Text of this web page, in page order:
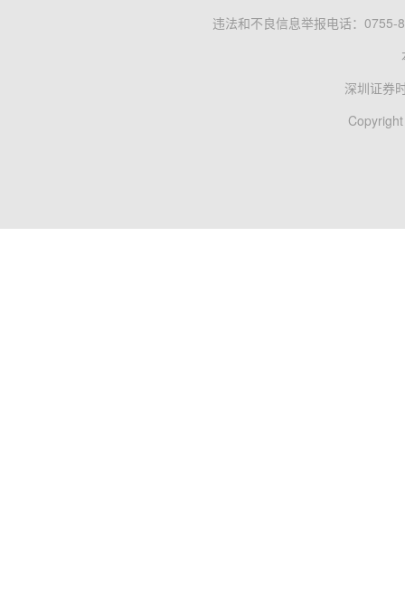
违法和不良信息举报电话：0755-
深圳证券